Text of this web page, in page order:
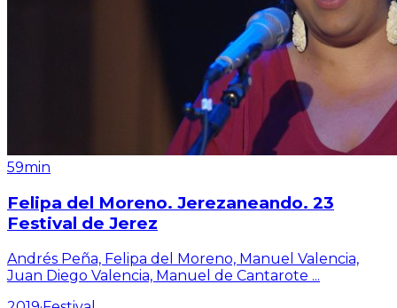
59min
Felipa del Moreno. Jerezaneando. 23
Festival de Jerez
Andrés Peña, Felipa del Moreno, Manuel Valencia,
Juan Diego Valencia, Manuel de Cantarote ...